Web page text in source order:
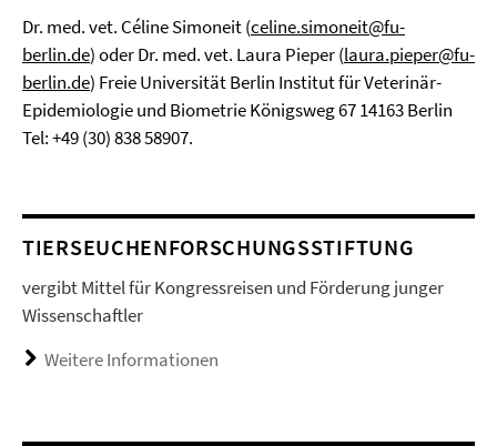
Dr. med. vet. Céline Simoneit (celine.simoneit@fu-
berlin.de) oder Dr. med. vet. Laura Pieper (laura.pieper@fu-
berlin.de) Freie Universität Berlin Institut für Veterinär-
Epidemiologie und Biometrie Königsweg 67 14163 Berlin
Tel: +49 (30) 838 58907.
TIERSEUCHENFORSCHUNGSSTIFTUNG
vergibt Mittel für Kongressreisen und Förderung junger
Wissenschaftler
Weitere Informationen